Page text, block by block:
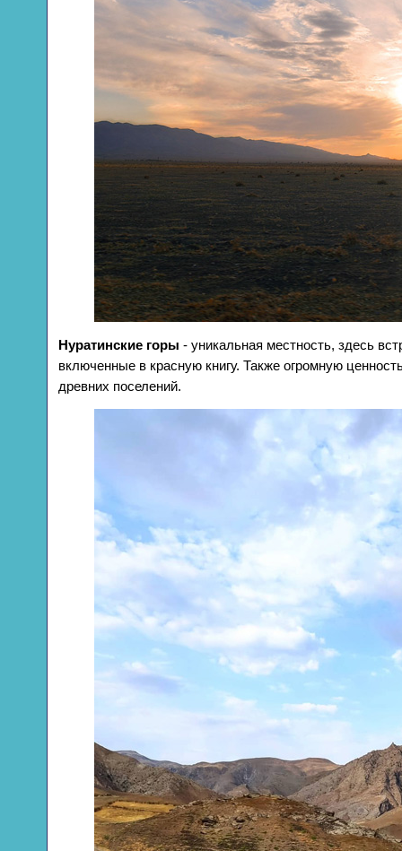
Нуратинские горы - уникальная местность, здесь
включенные в красную книгу. Также огромную
древних поселений.